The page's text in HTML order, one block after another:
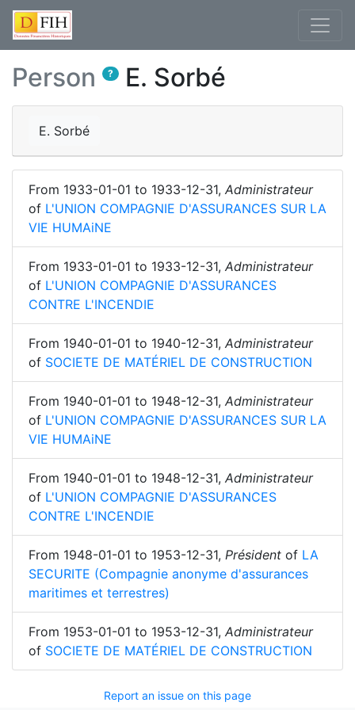
Person ? E. Sorbé
E. Sorbé
From 1933-01-01 to 1933-12-31, Administrateur
of L'UNION COMPAGNIE D'ASSURANCES SUR LA
VIE HUMAiNE
From 1933-01-01 to 1933-12-31, Administrateur
of L'UNION COMPAGNIE D'ASSURANCES
CONTRE L'INCENDIE
From 1940-01-01 to 1940-12-31, Administrateur
of SOCIETE DE MATÉRIEL DE CONSTRUCTION
From 1940-01-01 to 1948-12-31, Administrateur
of L'UNION COMPAGNIE D'ASSURANCES SUR LA
VIE HUMAiNE
From 1940-01-01 to 1948-12-31, Administrateur
of L'UNION COMPAGNIE D'ASSURANCES
CONTRE L'INCENDIE
From 1948-01-01 to 1953-12-31, Président of LA
SECURITE (Compagnie anonyme d'assurances
maritimes et terrestres)
From 1953-01-01 to 1953-12-31, Administrateur
of SOCIETE DE MATÉRIEL DE CONSTRUCTION
Report an issue on this page